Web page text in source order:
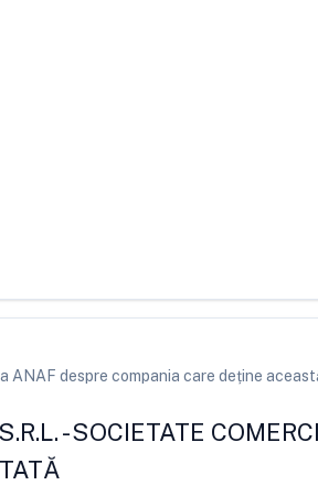
ANAF despre compania care deține
-SOCIETATE